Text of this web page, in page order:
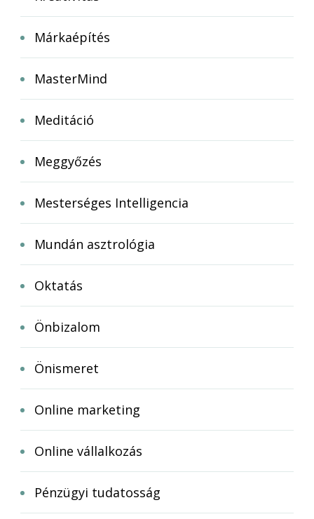
Márkaépítés
MasterMind
Meditáció
Meggyőzés
Mesterséges Intelligencia
Mundán asztrológia
Oktatás
Önbizalom
Önismeret
Online marketing
Online vállalkozás
Pénzügyi tudatosság